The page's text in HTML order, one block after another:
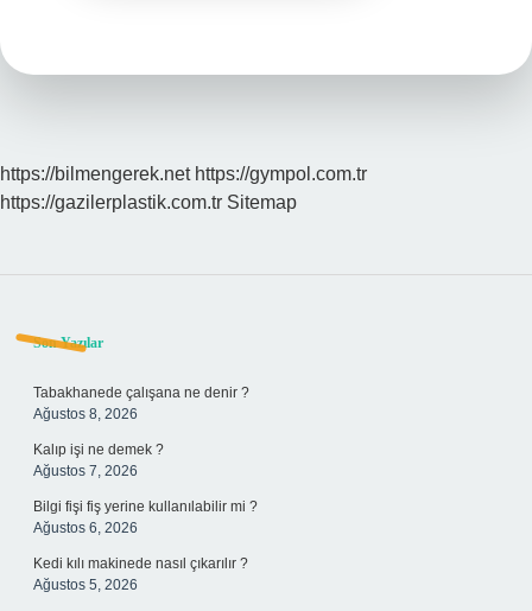
https://bilmengerek.net https://gympol.com.tr
https://gazilerplastik.com.tr Sitemap
Sidebar
Son Yazılar
Tabakhanede çalışana ne denir ?
Ağustos 8, 2026
Kalıp işi ne demek ?
Ağustos 7, 2026
Bilgi fişi fiş yerine kullanılabilir mi ?
Ağustos 6, 2026
Kedi kılı makinede nasıl çıkarılır ?
Ağustos 5, 2026